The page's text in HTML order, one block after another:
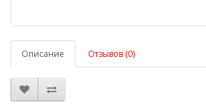
Описание Отзывов (0)